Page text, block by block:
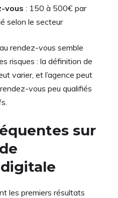
vous : 150 à 500€ par
selon le secteur
rendez-vous semble
risques : la définition de
varier, et l’agence peut
vous peu qualifiés
sur
les premiers résultats